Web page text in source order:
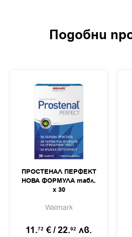
Подобни
ПРОСТЕНАЛ ПЕРФЕКТ
НОВА ФОРМУЛА табл.
х 30
Walmark
11.72 €/22.92 лв.